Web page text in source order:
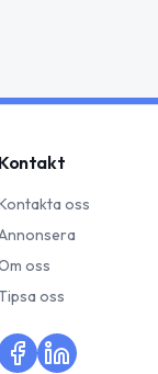
Kontakt
oss
oss
oss